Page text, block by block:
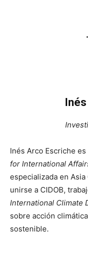
Inés Arco Escriche
for International
especializada en
unirse a CIDOB,
International Climate
sobre acción
sostenible.